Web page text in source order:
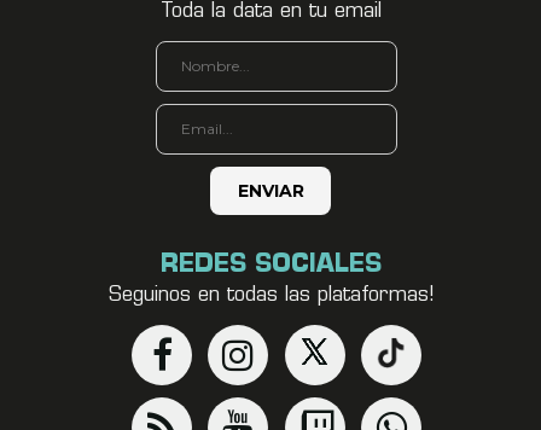
Toda la data en tu email
REDES SOCIALES
Seguinos en todas las plataformas!